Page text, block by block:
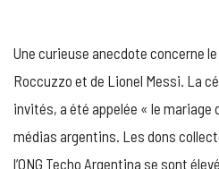
Une curieuse anecdote concerne le
Roccuzzo et de Lionel Messi. La
invités, a été appelée « le mariage
médias argentins. Les dons
l’ONG Techo Argentina se sont